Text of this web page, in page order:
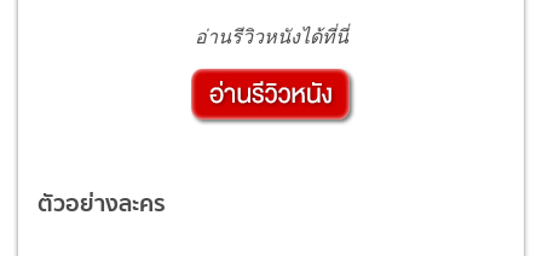
อ่านรีวิวหนังได้ที่นี่
ตัวอย่างละคร